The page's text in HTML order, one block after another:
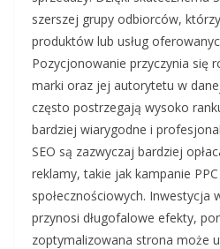
szerszej grupy odbiorców,
produktów lub usług
Pozycjonowanie przyczynia się
marki oraz jej autorytetu w
często postrzegają wysoko
bardziej wiarygodne i
SEO są zazwyczaj bardziej
reklamy, takie jak kampanie
społecznościowych. Inwestycja
przynosi długofalowe efekty,
zoptymalizowana strona może